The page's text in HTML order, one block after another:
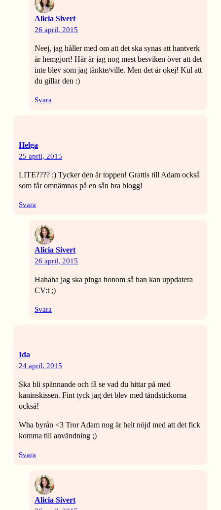
Alicia Sivert
26 april, 2015
Neej, jag håller med om att det ska synas att hantverk
är hemgjort! Här är jag nog mest besviken över att det
inte blev som jag tänkte/ville. Men det är okej! Kul att
du gillar den :)
Svara
Helga
25 april, 2015
LITE???? ;) Tycker den är toppen! Grattis till Adam också
som får omnämnas på en sån bra blogg!
Svara
Alicia Sivert
26 april, 2015
Hahaha jag ska pinga honom så han kan uppdatera
CV:t ;)
Svara
Ida
24 april, 2015
Ska bli spännande och få se vad du hittar på med
kaninskissen. Fint tyck jag det blev med tändstickorna
också!
Wha byrån <3 Tror Adam nog är helt nöjd med att det fick
komma till användning ;)
Svara
Alicia Sivert